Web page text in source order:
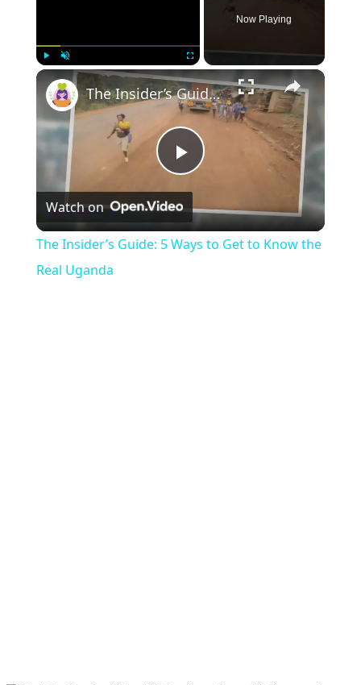
Unmute Fullscreen
Now Playing
×
Play
Video
The Insider’s Guide: 5 Ways to Get to Know the Real Uganda
Watch on
The Insider’s Guide: 5 Ways to Get to Know the
Real Uganda